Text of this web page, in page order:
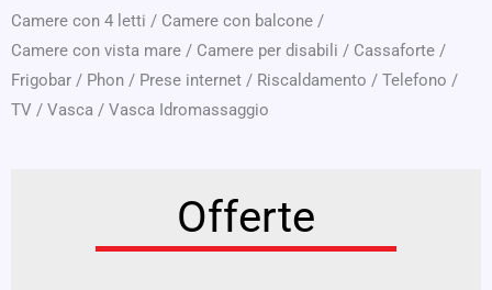
Camere con 4 letti / Camere con balcone /
Camere con vista mare / Camere per disabili / Cassaforte /
Frigobar / Phon / Prese internet / Riscaldamento / Telefono /
TV / Vasca / Vasca Idromassaggio
Offerte